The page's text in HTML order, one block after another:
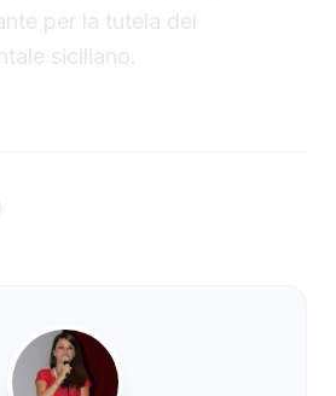
per la tutela del
siciliano.